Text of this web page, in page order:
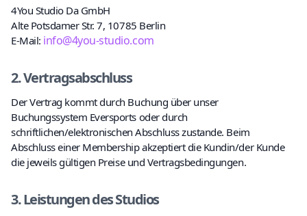
4You Studio Da GmbH
Alte Potsdamer Str. 7, 10785 Berlin
E-Mail: info@4you-studio.com
2. Vertragsabschluss
Der Vertrag kommt durch Buchung über unser
Buchungssystem Eversports oder durch
schriftlichen/elektronischen Abschluss zustande. Beim
Abschluss einer Membership akzeptiert die Kundin/der Kunde
die jeweils gültigen Preise und Vertragsbedingungen.
3. Leistungen des Studios